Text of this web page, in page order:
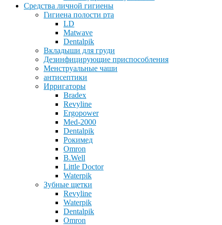
Средства личной гигиены
Гигиена полости рта
LD
Matwave
Dentalpik
Вкладыши для груди
Дезинфицирующие приспособления
Менструальные чаши
антисептики
Ирригаторы
Bradex
Revyline
Ergopower
Med-2000
Dentalpik
Рокимед
Omron
B.Well
Little Doctor
Waterpik
Зубные щетки
Revyline
Waterpik
Dentalpik
Omron